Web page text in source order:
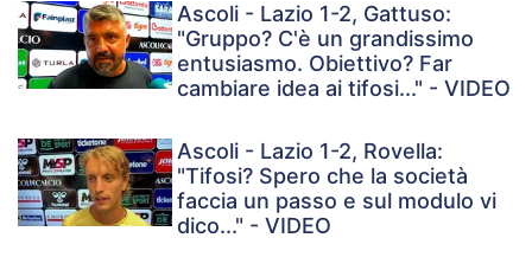
Ascoli - Lazio 1-2, Gattuso:
"Gruppo? C'è un grandissimo
entusiasmo. Obiettivo? Far
cambiare idea ai tifosi..." - VIDEO
Ascoli - Lazio 1-2, Rovella:
"Tifosi? Spero che la società
faccia un passo e sul modulo vi
dico..." - VIDEO